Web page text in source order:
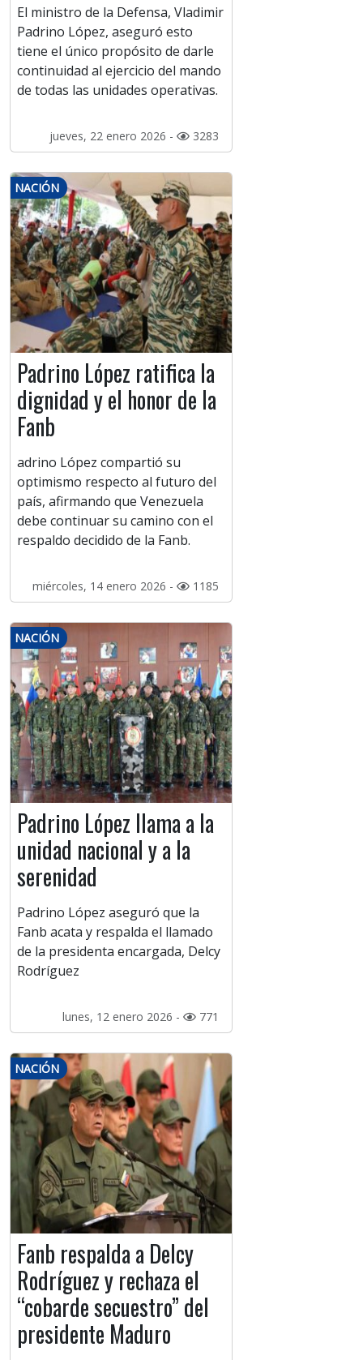
El ministro de la Defensa, Vladimir
Padrino López, aseguró esto
tiene el único propósito de darle
continuidad al ejercicio del mando
de todas las unidades operativas.
jueves, 22 enero 2026 - 3283
NACIÓN
Padrino López ratifica la
dignidad y el honor de la
Fanb
adrino López compartió su
optimismo respecto al futuro del
país, afirmando que Venezuela
debe continuar su camino con el
respaldo decidido de la Fanb.
miércoles, 14 enero 2026 - 1185
NACIÓN
Padrino López llama a la
unidad nacional y a la
serenidad
Padrino López aseguró que la
Fanb acata y respalda el llamado
de la presidenta encargada, Delcy
Rodríguez
lunes, 12 enero 2026 - 771
NACIÓN
Fanb respalda a Delcy
Rodríguez y rechaza el
“cobarde secuestro” del
presidente Maduro